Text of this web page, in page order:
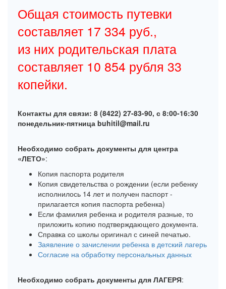
Общая стоимость путевки
составляет 17 334 руб.,
из них родительская плата
составляет 10 854 рубля 33
копейки.
Контакты для связи: 8 (8422) 27-83-90, с 8:00-16:30
понедельник-пятница buhitil@mail.ru
Необходимо собрать документы для центра
«ЛЕТО»:
Копия паспорта родителя
Копия свидетельства о рождении (если ребенку
исполнилось 14 лет и получен паспорт -
прилагается копия паспорта ребенка)
Если фамилия ребенка и родителя разные, то
приложить копию подтверждающего документа.
Справка со школы оригинал с синей печатью.
Заявление о зачислении ребенка в детский лагерь
Согласие на обработку персональных данных
Необходимо собрать документы для ЛАГЕРЯ: